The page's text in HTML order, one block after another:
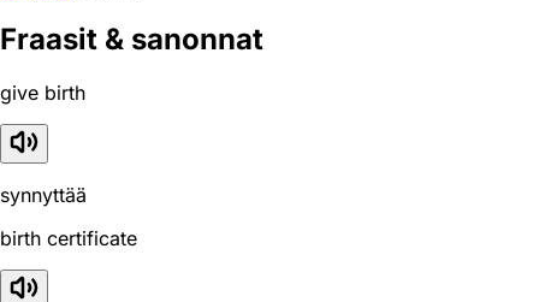
Fraasit & sanonnat
give birth
synnyttää
birth certificate